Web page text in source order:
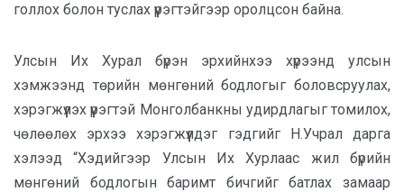
голлох болон туслах үүрэгтэйгээр оролцсон байна.
Улсын Их Хурал бүрэн эрхийнхээ хүрээнд улсын
хэмжээнд төрийн мөнгөний бодлогыг боловсруулах,
хэрэгжүүлэх үүрэгтэй Монголбанкны удирдлагыг томилох,
чөлөөлөх эрхээ хэрэгжүүлдэг гэдгийг Н.Учрал дарга
хэлээд “Хэдийгээр Улсын Их Хурлаас жил бүрийн
мөнгөний бодлогын баримт бичгийг батлах замаар